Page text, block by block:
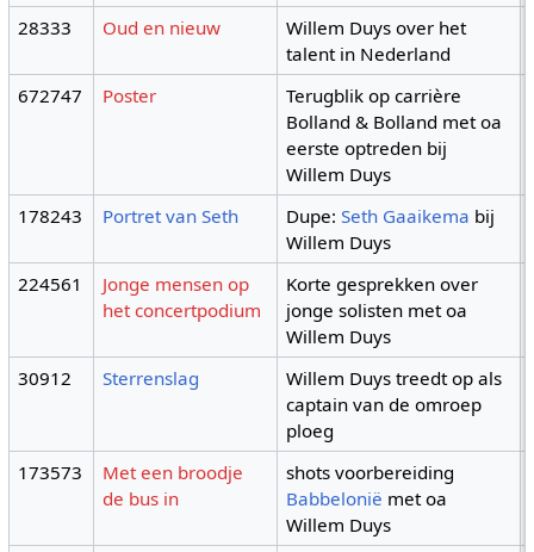
28333 Oud en nieuw
Willem Duys over het
talent in Nederland
672747 Poster
Terugblik op carrière
Bolland & Bolland met oa
eerste optreden bij
Willem Duys
178243 Portret van Seth Dupe:Seth Gaaikema bij
Willem Duys
224561
Jonge mensen op
het concertpodium
Korte gesprekken over
jonge solisten met oa
Willem Duys
30912 Sterrenslag
Willem Duys treedt op als
captain van de omroep
ploeg
173573
Met een broodje
de bus in
shots voorbereiding
Babbelonië met oa
Willem Duys